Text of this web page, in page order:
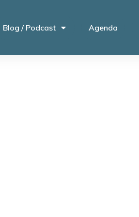
Blog / Podcast Agenda